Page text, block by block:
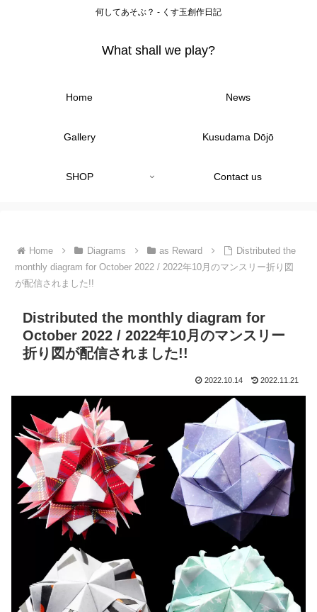
何してあそぶ？ - くす玉創作日記
What shall we play?
Home News
Gallery Kusudama Dōjō
SHOP Contact us
Home Diagrams as Reward
Distributed the
monthly diagram for October 2022 / 2022年10月のマンスリー折り図
が配信されました!!
Distributed the monthly diagram for
October 2022 / 2022年10月のマンスリー
折り図が配信されました!!
2022.10.14 2022.11.21